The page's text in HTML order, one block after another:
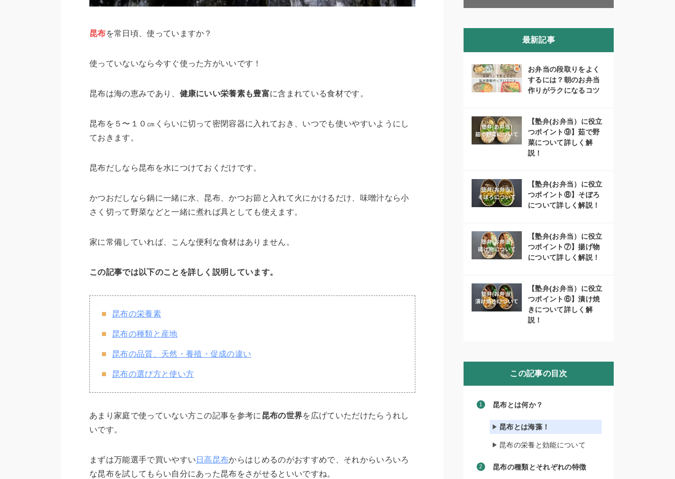
昆布を常日頃、使っていますか？
使っていないなら今すぐ使った方がいいです！
昆布は海の恵みであり、 健康にいい栄養素も豊富に含まれている食材です。
昆布を５〜１０㎝くらいに切って密閉容器に入れておき、いつでも使いやすいようにし
ておきます。
昆布だしなら昆布を水につけておくだけです。
かつおだしなら鍋に一緒に水、昆布、かつお節と入れて火にかけるだけ、味噌汁なら小
さく切って野菜などと一緒に煮れば具としても使えます。
家に常備していれば、こんな便利な食材はありません。
この記事では以下のことを詳しく説明しています。
昆布の栄養素
昆布の種類と産地
昆布の品質、天然・養殖・促成の違い
昆布の選び方と使い方
あまり家庭で使っていない方この記事を参考に 昆布の世界を広げていただけたらうれし
いです。
まずは万能選手で買いやすい 日高昆布からはじめるのがおすすめで、それからいろいろ
な昆布を試してもらい自分にあった昆布をさがせるといいですね。
最新記事
お弁当の段取りをよく
するには？朝のお弁当
作りがラクになるコツ
【塾弁(お弁当）に役立
つポイント⑨】茹で野
菜について詳しく解
説！
【塾弁(お弁当）に役立
つポイント⑧】そぼろ
について詳しく解説！
【塾弁(お弁当）に役立
つポイント⑦】揚げ物
について詳しく解説！
【塾弁(お弁当）に役立
つポイント⑥】漬け焼
きについて詳しく解
説！
この記事の目次
昆布とは何か？
昆布とは海藻！
昆布の栄養と効能について
昆布の種類とそれぞれの特徴